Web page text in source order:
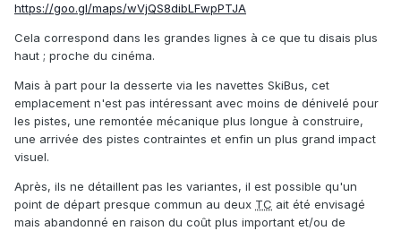
https://goo.gl/maps/wVjQS8dibLFwpPTJA
Cela correspond dans les grandes lignes à ce que tu disais plus
haut ; proche du cinéma.
Mais à part pour la desserte via les navettes SkiBus, cet
emplacement n'est pas intéressant avec moins de dénivelé pour
les pistes, une remontée mécanique plus longue à construire,
une arrivée des pistes contraintes et enfin un plus grand impact
visuel.
Après, ils ne détaillent pas les variantes, il est possible qu'un
point de départ presque commun au deux TC ait été envisagé
mais abandonné en raison du coût plus important et/ou de